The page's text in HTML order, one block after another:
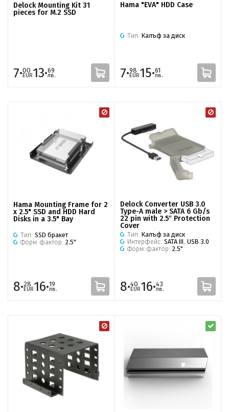
Delock Mounting Kit 31
pieces for M.2 SSD
7·00
EUR13·69
лв.
Hama "EVA" HDD Case
Тип: Калъф за диск
7·98
EUR15·61
лв.
Hama Mounting Frame for 2
x 2.5" SSD and HDD Hard
Disks in a 3.5" Bay
Тип: SSD бракет
Форм фактор: 2.5"
8·28
EUR16·19
лв.
Delock Converter USB 3.0
Type-A male > SATA 6 Gb/s
22 pin with 2.5″ Protection
Cover
Тип: Калъф за диск
Интерфейс: SATA III, USB 3.0
Форм фактор: 2.5"
8·40
EUR16·43
лв.